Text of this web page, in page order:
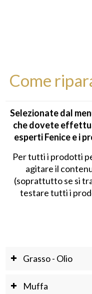
Come
Selezionate dal
che dovete
esperti Fenice e i
Per tutti i prodotti
agitare il
(soprattutto se si
testare tutti i
Grasso - Olio
Muffa